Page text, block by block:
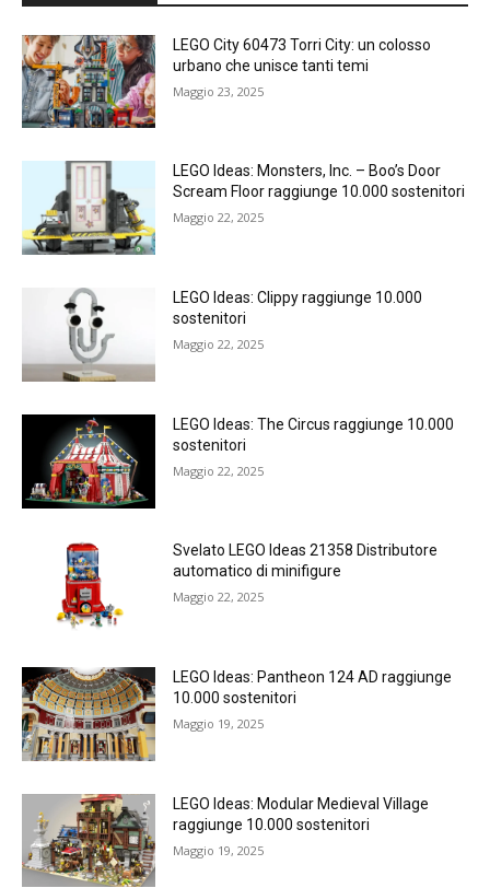
LEGO City 60473 Torri City: un colosso
urbano che unisce tanti temi
Maggio 23, 2025
LEGO Ideas: Monsters, Inc. – Boo’s Door
Scream Floor raggiunge 10.000 sostenitori
Maggio 22, 2025
LEGO Ideas: Clippy raggiunge 10.000
sostenitori
Maggio 22, 2025
LEGO Ideas: The Circus raggiunge 10.000
sostenitori
Maggio 22, 2025
Svelato LEGO Ideas 21358 Distributore
automatico di minifigure
Maggio 22, 2025
LEGO Ideas: Pantheon 124 AD raggiunge
10.000 sostenitori
Maggio 19, 2025
LEGO Ideas: Modular Medieval Village
raggiunge 10.000 sostenitori
Maggio 19, 2025